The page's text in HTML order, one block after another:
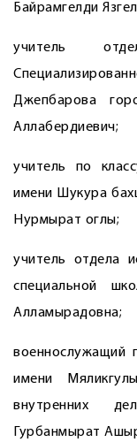
Байрамгелди
учитель
Джепбарова
Аллабердиевич;
учитель по
имени Шукура
Нурмырат оглы;
учитель отдела
специальной
Алламырадовна;
военнослужащий
имени
внутренних
Гурбанмырат